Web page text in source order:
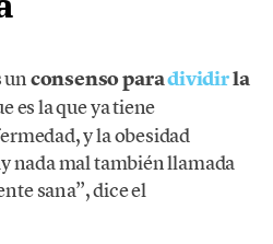
unconsenso paradividirla
es la que ya tiene
y la obesidad
nada mal también llamada
sana”, dice el